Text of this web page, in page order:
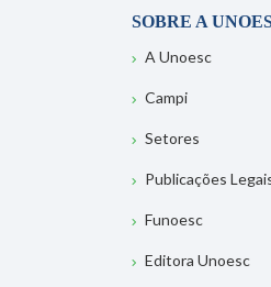
SOBRE A
A Unoesc
Campi
Setores
Publicações
Funoesc
Editora Unoesc